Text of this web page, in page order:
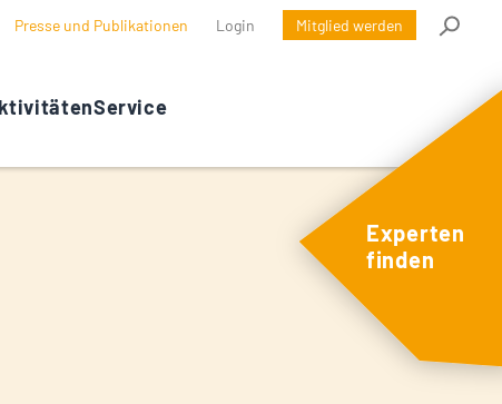
Presse und Publikationen Login Mitglied werden
Service
Experten
finden